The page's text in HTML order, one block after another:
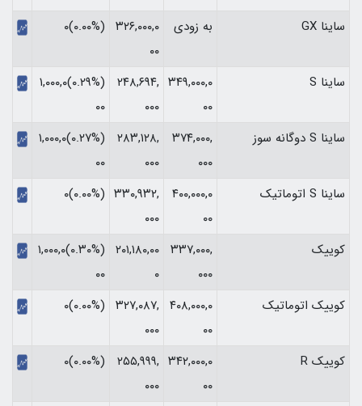
ساینا GX به زودی
۳۲۶,۰۰۰,۰
۰۰
(۰.۰۰%)۰
ساینا S
۳۴۹,۰۰۰,۰
۰۰
۲۴۸,۶۹۴,
۰۰۰
(‎۰.۲۹%‏)‎۱,۰۰۰,۰
۰۰‏
ساینا S دوگانه سوز
۳۷۴,۰۰۰,
۰۰۰
۲۸۳,۱۲۸,
۰۰۰
(‎۰.۲۷%‏)‎۱,۰۰۰,۰
۰۰‏
ساینا S اتوماتیک
۴۰۰,۰۰۰,۰
۰۰
۳۳۰,۹۳۲,
۰۰۰
(۰.۰۰%)۰
کوییک
۳۳۷,۰۰۰,
۰۰۰
۲۰۱,۱۸۰,۰۰
۰
(‎۰.۳۰%‏)‎۱,۰۰۰,۰
۰۰‏
کوییک اتوماتیک
۴۰۸,۰۰۰,۰
۰۰
۳۲۷,۰۸۷,
۰۰۰
(۰.۰۰%)۰
کوییک R
۳۴۲,۰۰۰,۰
۰۰
۲۵۵,۹۹۹,
۰۰۰
(۰.۰۰%)۰